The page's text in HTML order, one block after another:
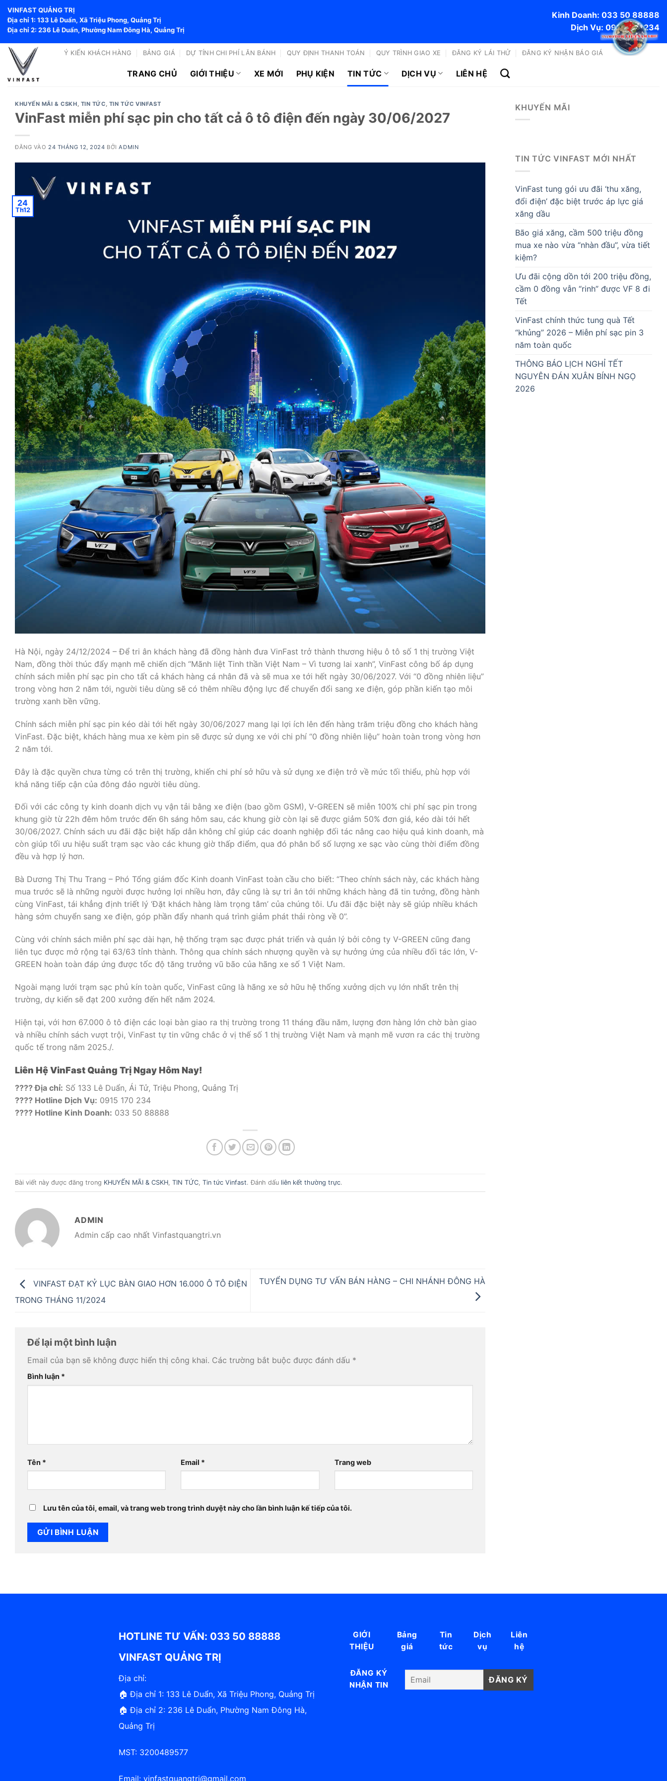
Bỏ
qua
nội
dung
VINFAST QUẢNG TRỊ
Địa chỉ 1: 133 Lê Duẩn, Xã Triệu Phong, Quảng Trị
Địa chỉ 2: 236 Lê Duẩn, Phường Nam Đông Hà, Quảng Trị
Kinh Doanh: 033 50 88888
Dịch Vụ: 0915 170 234
Ý KIẾN KHÁCH HÀNG BẢNG GIÁ DỰ TÍNH CHI PHÍ LĂN BÁNH QUY ĐỊNH THANH TOÁN QUY TRÌNH GIAO XE ĐĂNG KÝ LÁI THỬ ĐĂNG KÝ NHẬN BÁO GIÁ
TRANG CHỦ GIỚI THIỆU XE MỚI PHỤ KIỆN TIN TỨC DỊCH VỤ LIÊN HỆ
KHUYẾN MÃI & CSKH TIN TỨC TIN TỨC VINFAST
VinFast miễn phí sạc pin cho tất cả ô tô điện đến ngày 30/06/2027
ĐĂNG VÀO24 THÁNG 12, 2024 BỞIADMIN
24
Th12
Hà Nội, ngày 24/12/2024 – Để tri ân khách hàng đã đồng hành đưa VinFast trở thành thương hiệu ô tô số 1 thị trường Việt
Nam, đồng thời thúc đẩy mạnh mẽ chiến dịch “Mãnh liệt Tinh thần Việt Nam – Vì tương lai xanh”, VinFast công bố áp dụng
chính sách miễn phí sạc pin cho tất cả khách hàng cá nhân đã và sẽ mua xe tới hết ngày 30/06/2027. Với “0 đồng nhiên liệu”
trong vòng hơn 2 năm tới, người tiêu dùng sẽ có thêm nhiều động lực để chuyển đổi sang xe điện, góp phần kiến tạo môi
trường xanh bền vững.
Chính sách miễn phí sạc pin kéo dài tới hết ngày 30/06/2027 mang lại lợi ích lên đến hàng trăm triệu đồng cho khách hàng
VinFast. Đặc biệt, khách hàng mua xe kèm pin sẽ được sử dụng xe với chi phí “0 đồng nhiên liệu” hoàn toàn trong vòng hơn
2 năm tới.
Đây là đặc quyền chưa từng có trên thị trường, khiến chi phí sở hữu và sử dụng xe điện trở về mức tối thiểu, phù hợp với
khả năng tiếp cận của đông đảo người tiêu dùng.
Đối với các công ty kinh doanh dịch vụ vận tải bằng xe điện (bao gồm GSM), V-GREEN sẽ miễn 100% chi phí sạc pin trong
khung giờ từ 22h đêm hôm trước đến 6h sáng hôm sau, các khung giờ còn lại sẽ được giảm 50% đơn giá, kéo dài tới hết
30/06/2027. Chính sách ưu đãi đặc biệt hấp dẫn không chỉ giúp các doanh nghiệp đối tác nâng cao hiệu quả kinh doanh, mà
còn giúp tối ưu hiệu suất trạm sạc vào các khung giờ thấp điểm, qua đó phân bổ số lượng xe sạc vào cùng thời điểm đồng
đều và hợp lý hơn.
Bà Dương Thị Thu Trang – Phó Tổng giám đốc Kinh doanh VinFast toàn cầu cho biết: “Theo chính sách này, các khách hàng
mua trước sẽ là những người được hưởng lợi nhiều hơn, đây cũng là sự tri ân tới những khách hàng đã tin tưởng, đồng hành
cùng VinFast, tái khẳng định triết lý ‘Đặt khách hàng làm trọng tâm’ của chúng tôi. Ưu đãi đặc biệt này sẽ giúp nhiều khách
hàng sớm chuyển sang xe điện, góp phần đẩy nhanh quá trình giảm phát thải ròng về 0”.
Cùng với chính sách miễn phí sạc dài hạn, hệ thống trạm sạc được phát triển và quản lý bởi công ty V-GREEN cũng đang
liên tục được mở rộng tại 63/63 tỉnh thành. Thông qua chính sách nhượng quyền và sự hưởng ứng của nhiều đối tác lớn, V-
GREEN hoàn toàn đáp ứng được tốc độ tăng trưởng vũ bão của hãng xe số 1 Việt Nam.
Ngoài mạng lưới trạm sạc phủ kín toàn quốc, VinFast cũng là hãng xe sở hữu hệ thống xưởng dịch vụ lớn nhất trên thị
trường, dự kiến sẽ đạt 200 xưởng đến hết năm 2024.
Hiện tại, với hơn 67.000 ô tô điện các loại bàn giao ra thị trường trong 11 tháng đầu năm, lượng đơn hàng lớn chờ bàn giao
và nhiều chính sách vượt trội, VinFast tự tin vững chắc ở vị thế số 1 thị trường Việt Nam và mạnh mẽ vươn ra các thị trường
quốc tế trong năm 2025./.
Liên Hệ VinFast Quảng Trị Ngay Hôm Nay!
???? Địa chỉ: Số 133 Lê Duẩn, Ái Tử, Triệu Phong, Quảng Trị
???? Hotline Dịch Vụ: 0915 170 234
???? Hotline Kinh Doanh: 033 50 88888
Bài viết này được đăng trong KHUYẾN MÃI & CSKH TIN TỨC Tin tức Vinfast. Đánh dấu liên kết thường trực.
ADMIN
Admin cấp cao nhất Vinfastquangtri.vn
VINFAST ĐẠT KỶ LỤC BÀN GIAO HƠN 16.000 Ô TÔ ĐIỆN
TRONG THÁNG 11/2024
TUYỂN DỤNG TƯ VẤN BÁN HÀNG – CHI NHÁNH ĐÔNG HÀ
Để lại một bình luận
Email của bạn sẽ không được hiển thị công khai. Các trường bắt buộc được đánh dấu *
Bình luận *
Tên * Email * Trang web
Lưu tên của tôi, email, và trang web trong trình duyệt này cho lần bình luận kế tiếp của tôi.
KHUYẾN MÃI
TIN TỨC VINFAST MỚI NHẤT
VinFast tung gói ưu đãi ‘thu xăng,
đổi điện’ đặc biệt trước áp lực giá
xăng dầu
Bão giá xăng, cầm 500 triệu đồng
mua xe nào vừa “nhàn đầu”, vừa tiết
kiệm?
Ưu đãi cộng dồn tới 200 triệu đồng,
cầm 0 đồng vẫn “rinh” được VF 8 đi
Tết
VinFast chính thức tung quà Tết
“khủng” 2026 – Miễn phí sạc pin 3
năm toàn quốc
THÔNG BÁO LỊCH NGHỈ TẾT
NGUYÊN ĐÁN XUÂN BÍNH NGỌ
2026
HOTLINE TƯ VẤN: 033 50 88888
VINFAST QUẢNG TRỊ
Địa chỉ:
🏠 Địa chỉ 1: 133 Lê Duẩn, Xã Triệu Phong, Quảng Trị
🏠 Địa chỉ 2: 236 Lê Duẩn, Phường Nam Đông Hà,
Quảng Trị
MST: 3200489577
Email: vinfastquangtri@gmail.com
GIỚI
THIỆU
Bảng
giá
Tin
tức
Dịch
vụ
Liên
hệ
ĐĂNG KÝ
NHẬN TIN
ĐĂNG KÝ NHẬN BÁO GIÁ
×
Loại xe
Họ tên *